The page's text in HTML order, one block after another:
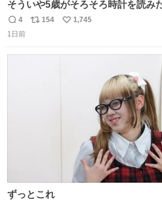
そういや5歳がそろそろ時計を読み
円で作れる知育時計作ってみた！
う先人！
返
信
4
リ
154
い
1,745
1日前
ずっとこれ